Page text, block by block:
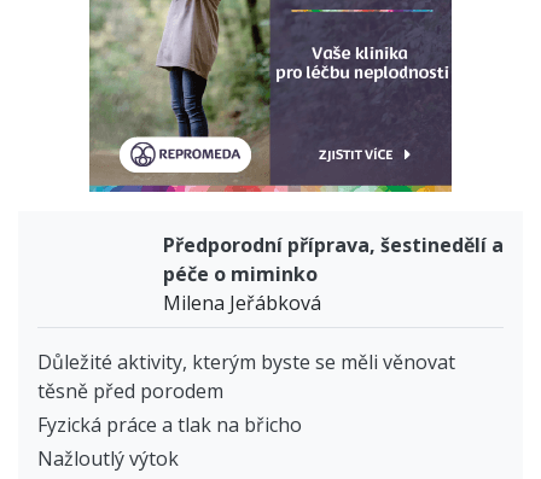
Předporodní příprava, šestinedělí a
péče o miminko
Milena Jeřábková
Důležité aktivity, kterým byste se měli věnovat
těsně před porodem
Fyzická práce a tlak na břicho
Nažloutlý výtok